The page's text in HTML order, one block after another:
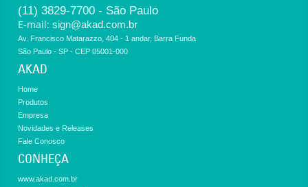
(11) 3829-7700 - São Paulo
E-mail: sign@akad.com.br
Av. Francisco Matarazzo, 404 - 1 andar, Barra Funda
São Paulo - SP - CEP 05001-000
AKAD
Home
Produtos
Empresa
Novidades e Releases
Fale Conosco
CONHEÇA
www.akad.com.br